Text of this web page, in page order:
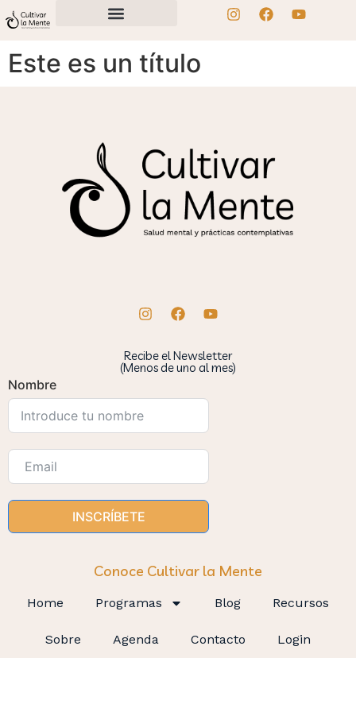
Este es un título
Recibe el Newsletter
(Menos de uno al mes)
Nombre
INSCRÍBETE
Conoce Cultivar la Mente
Home Programas Blog Recursos
Sobre Agenda Contacto Login